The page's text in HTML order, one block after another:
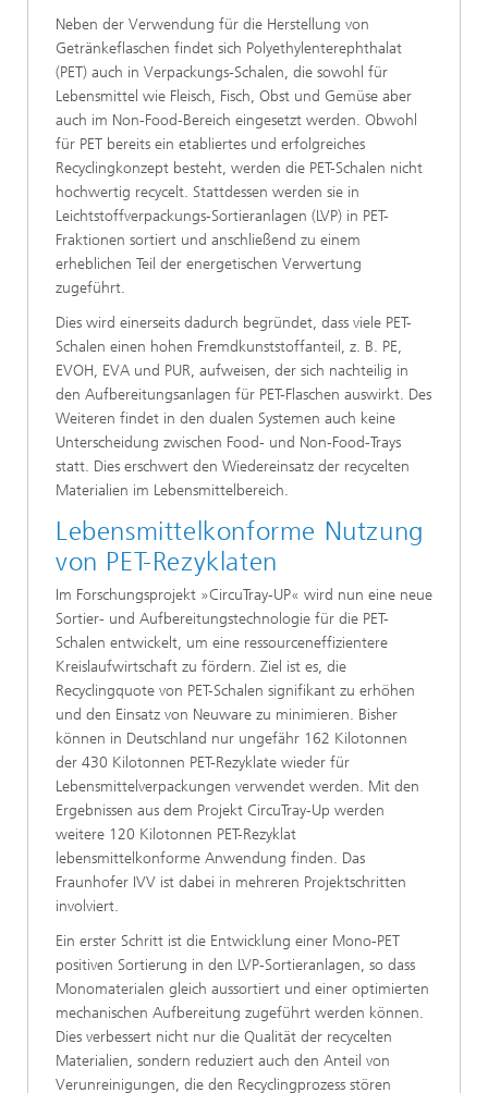
Neben der Verwendung für die Herstellung von
Getränkeflaschen findet sich Polyethylenterephthalat
(PET) auch in Verpackungs-Schalen, die sowohl für
Lebensmittel wie Fleisch, Fisch, Obst und Gemüse aber
auch im Non-Food-Bereich eingesetzt werden. Obwohl
für PET bereits ein etabliertes und erfolgreiches
Recyclingkonzept besteht, werden die PET-Schalen nicht
hochwertig recycelt. Stattdessen werden sie in
Leichtstoffverpackungs-Sortieranlagen (LVP) in PET-
Fraktionen sortiert und anschließend zu einem
erheblichen Teil der energetischen Verwertung
zugeführt.
Dies wird einerseits dadurch begründet, dass viele PET-
Schalen einen hohen Fremdkunststoffanteil, z. B. PE,
EVOH, EVA und PUR, aufweisen, der sich nachteilig in
den Aufbereitungsanlagen für PET-Flaschen auswirkt. Des
Weiteren findet in den dualen Systemen auch keine
Unterscheidung zwischen Food- und Non-Food-Trays
statt. Dies erschwert den Wiedereinsatz der recycelten
Materialien im Lebensmittelbereich.
Lebensmittelkonforme Nutzung
von PET-Rezyklaten
Im Forschungsprojekt »CircuTray-UP« wird nun eine neue
Sortier- und Aufbereitungstechnologie für die PET-
Schalen entwickelt, um eine ressourceneffizientere
Kreislaufwirtschaft zu fördern. Ziel ist es, die
Recyclingquote von PET-Schalen signifikant zu erhöhen
und den Einsatz von Neuware zu minimieren. Bisher
können in Deutschland nur ungefähr 162 Kilotonnen
der 430 Kilotonnen PET-Rezyklate wieder für
Lebensmittelverpackungen verwendet werden. Mit den
Ergebnissen aus dem Projekt CircuTray-Up werden
weitere 120 Kilotonnen PET-Rezyklat
lebensmittelkonforme Anwendung finden. Das
Fraunhofer IVV ist dabei in mehreren Projektschritten
involviert.
Ein erster Schritt ist die Entwicklung einer Mono-PET
positiven Sortierung in den LVP-Sortieranlagen, so dass
Monomaterialen gleich aussortiert und einer optimierten
mechanischen Aufbereitung zugeführt werden können.
Dies verbessert nicht nur die Qualität der recycelten
Materialien, sondern reduziert auch den Anteil von
Verunreinigungen, die den Recyclingprozess stören